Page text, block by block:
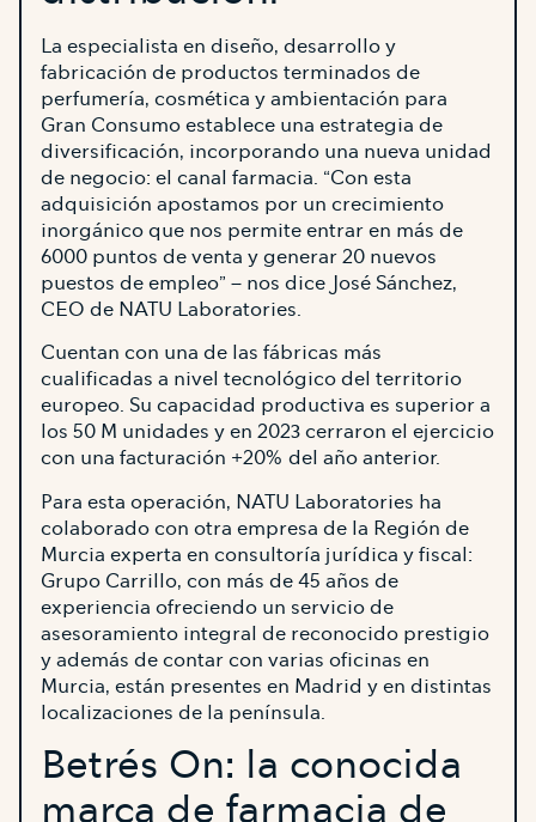
La especialista en diseño, desarrollo y
fabricación de productos terminados de
perfumería, cosmética y ambientación para
Gran Consumo establece una estrategia de
diversificación, incorporando una nueva unidad
de negocio: el canal farmacia. “Con esta
adquisición apostamos por un crecimiento
inorgánico que nos permite entrar en más de
6000 puntos de venta y generar 20 nuevos
puestos de empleo” – nos dice José Sánchez,
CEO de NATU Laboratories.
Cuentan con una de las fábricas más
cualificadas a nivel tecnológico del territorio
europeo. Su capacidad productiva es superior a
los 50 M unidades y en 2023 cerraron el ejercicio
con una facturación +20% del año anterior.
Para esta operación, NATU Laboratories ha
colaborado con otra empresa de la Región de
Murcia experta en consultoría jurídica y fiscal:
Grupo Carrillo, con más de 45 años de
experiencia ofreciendo un servicio de
asesoramiento integral de reconocido prestigio
y además de contar con varias oficinas en
Murcia, están presentes en Madrid y en distintas
localizaciones de la península.
Betrés On: la conocida
marca de farmacia de